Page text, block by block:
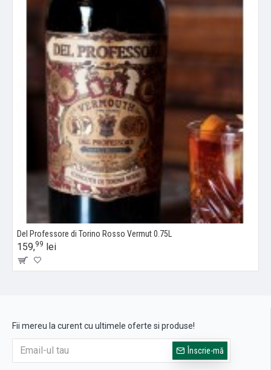
Del Professore di Torino Rosso Vermut 0.75L
159,99 lei
Fii mereu la curent cu ultimele oferte si produse!
Înscrie-mă